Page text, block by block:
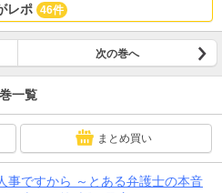
レポ 46件
次の巻へ
巻一覧
まとめ買い
事ですから ～とある弁護士の本音